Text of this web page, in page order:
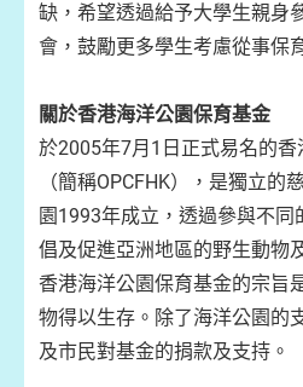
缺，希望透過給予大學生親身
會，鼓勵更多學生考慮從事保
關於香港海洋公園保育基金
於2005年7月1日正式易名的
（簡稱OPCFHK），是獨立的
園1993年成立，透過參與不同
倡及促進亞洲地區的野生動物
香港海洋公園保育基金的宗旨
物得以生存。除了海洋公園的
及市民對基金的捐款及支持。